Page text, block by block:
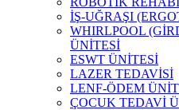
İŞ-UĞRAŞI
WHIRLPOOL
ÜNİTESİ
ESWT ÜNİTESİ
LAZER TEDAVİSİ
LENF-ÖDEM
ÇOCUK TEDAVİ